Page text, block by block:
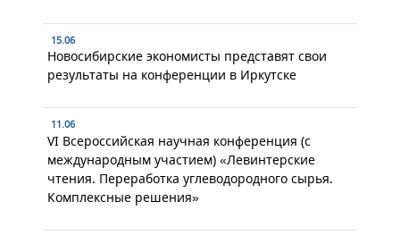
15.06
Новосибирские экономисты представят свои
результаты на конференции в Иркутске
11.06
VI Всероссийская научная конференция (с
международным участием) «Левинтерские
чтения. Переработка углеводородного сырья.
Комплексные решения»